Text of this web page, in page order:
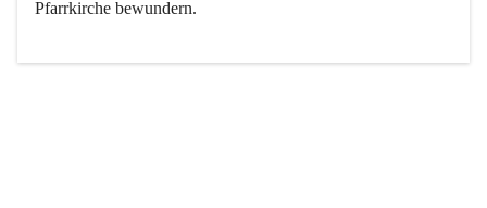
Pfarrkirche bewundern.
Der Weinbau dominert heute nicht mehr, ist aber integrativer